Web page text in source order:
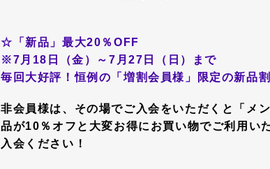
☆「新品」最大20％OFF
※7月18日（金）～7月27日（日）まで
毎回大好評！恒例の「増割会員様」限定の新品割
非会員様は、その場でご入会をいただくと「メ
品が10％オフと大変お得にお買い物でご利用い
入会ください！